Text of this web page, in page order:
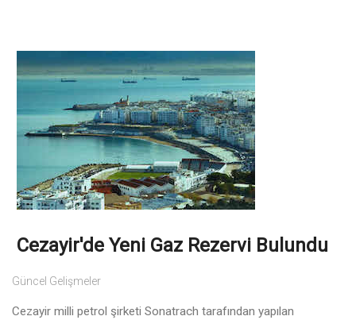
Cezayir'de Yeni Gaz Rezervi Bulundu
Güncel Gelişmeler
Cezayir milli petrol şirketi Sonatrach tarafından yapılan